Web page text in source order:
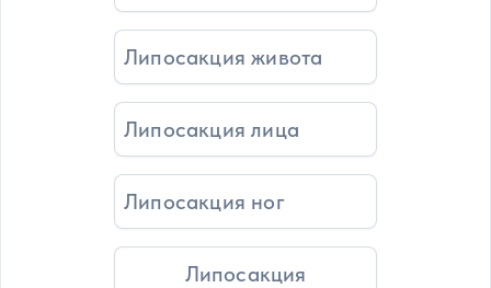
Липосакция живота
Липосакция лица
Липосакция ног
Липосакция